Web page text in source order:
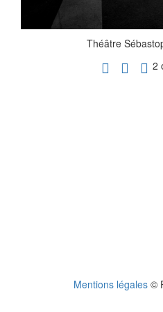
Mentions légales©
Théâtre
2